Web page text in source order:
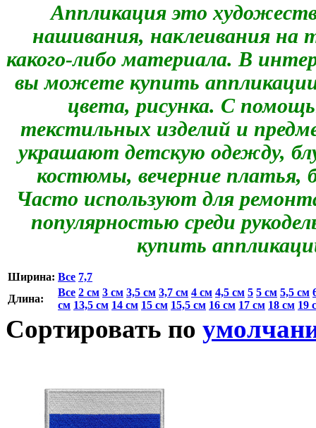
Аппликация это
нашивания, наклеивания на
какого-либо материала. В
вы можете купить аппликации
цвета, рисунка. С
текстильных изделий и
украшают детскую одежду,
костюмы, вечерние платья,
Часто используют для
популярностью среди
купить
Ширина: Все 7,7
Длина:
Все 2 см 3 см 3,5 см 3,7 см 4 см 4,5 см 5 5 см 5,5 см
см 13,5 см 14 см 15 см 15,5 см 16 см 17 см 18 см 19
Сортировать по